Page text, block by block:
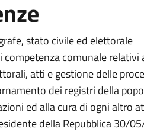
stato civile ed elettorale
comunale relativi
atti e gestione delle
dei registri della
ed alla cura di ogni altro
della Repubblica 30/